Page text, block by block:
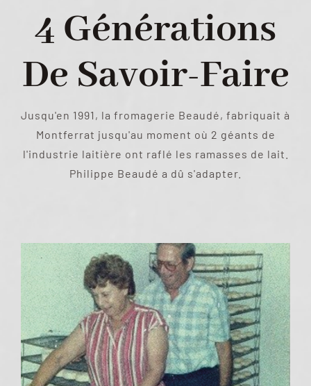
4 Générations
De Savoir-Faire
Jusqu'en 1991, la fromagerie Beaudé, fabriquait à
Montferrat jusqu'au moment où 2 géants de
l'industrie laitière ont raflé les ramasses de lait.
Philippe Beaudé a dû s'adapter.